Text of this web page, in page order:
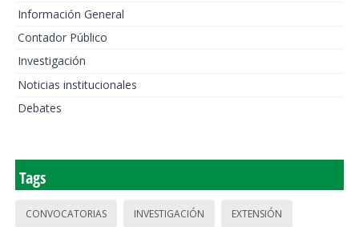
Información General
Contador Público
Investigación
Noticias institucionales
Debates
Tags
CONVOCATORIAS INVESTIGACIÓN EXTENSIÓN